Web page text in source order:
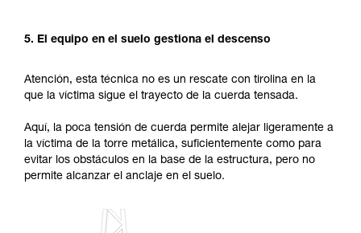
5. El equipo en el suelo gestiona el descenso
Atención, esta técnica no es un rescate con tirolina en la
que la víctima sigue el trayecto de la cuerda tensada.
Aquí, la poca tensión de cuerda permite alejar ligeramente a
la víctima de la torre metálica, suficientemente como para
evitar los obstáculos en la base de la estructura, pero no
permite alcanzar el anclaje en el suelo.